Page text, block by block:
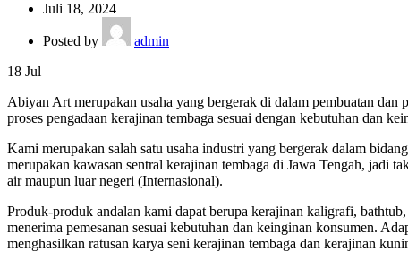
Juli 18, 2024
Posted by
admin
18 Jul
Abiyan Art merupakan usaha yang bergerak di dalam pembuatan
proses pengadaan kerajinan tembaga sesuai dengan kebutuhan dan
Kami merupakan salah satu usaha industri yang bergerak dalam
merupakan kawasan sentral kerajinan tembaga di Jawa Tengah, jadi
air maupun luar negeri (Internasional).
Produk-produk andalan kami dapat berupa kerajinan kaligrafi,
menerima pemesanan sesuai kebutuhan dan keinginan konsumen.
menghasilkan ratusan karya seni kerajinan tembaga dan kerajinan